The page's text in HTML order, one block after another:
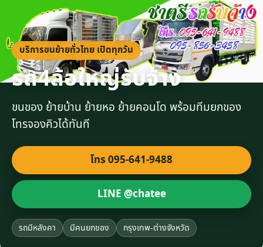
บริการขนย้ายทั่วไทย เปิดทุกวัน
รถ4ล้อใหญ่รับจ้าง
ขนของ ย้ายบ้าน ย้ายหอ ย้ายคอนโด พร้อมทีมยกของ
โทรจองคิวได้ทันที
โทร 095-641-9488
LINE @chatee
รถมีหลังคา มีคนยกของ กรุงเทพ-ต่างจังหวัด